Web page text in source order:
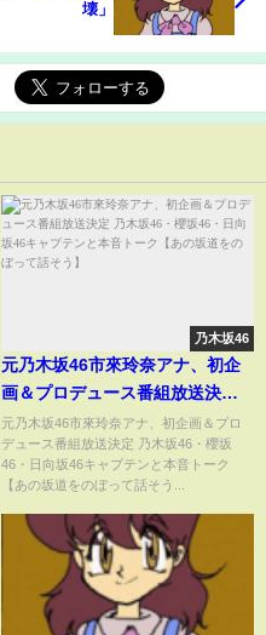
壊」
乃木坂46
元乃木坂46市來玲奈アナ、初企
画＆プロデュース番組放送決定
乃木坂46・櫻坂46・日向坂46キ
ャプテンと本音トーク【あの坂
道をのぼって話そう】
元乃木坂46市來玲奈アナ、初企画＆プロ
デュース番組放送決定 乃木坂46・櫻坂
46・日向坂46キャプテンと本音トーク
【あの坂道をのぼって話そう...